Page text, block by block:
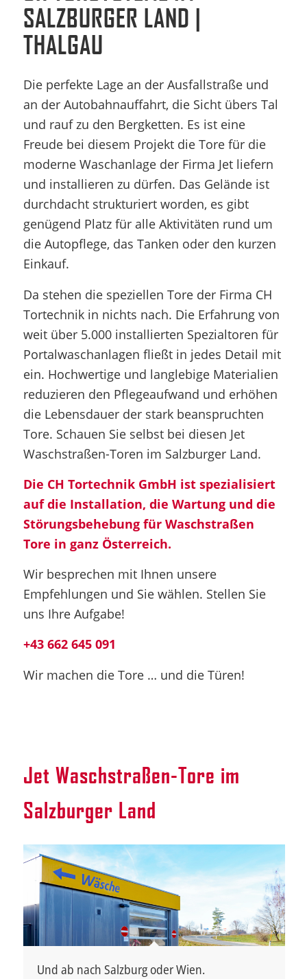
SALZBURGER LAND |
THALGAU
Die perfekte Lage an der Ausfallstraße und
an der Autobahnauffahrt, die Sicht übers Tal
und rauf zu den Bergketten. Es ist eine
Freude bei diesem Projekt die Tore für die
moderne Waschanlage der Firma Jet liefern
und installieren zu dürfen. Das Gelände ist
durchdacht strukturiert worden, es gibt
genügend Platz für alle Aktivitäten rund um
die Autopflege, das Tanken oder den kurzen
Einkauf.
Da stehen die speziellen Tore der Firma CH
Tortechnik in nichts nach. Die Erfahrung von
weit über 5.000 installierten Spezialtoren für
Portalwaschanlagen fließt in jedes Detail mit
ein. Hochwertige und langlebige Materialien
reduzieren den Pflegeaufwand und erhöhen
die Lebensdauer der stark beanspruchten
Tore. Schauen Sie selbst bei diesen Jet
Waschstraßen-Toren im Salzburger Land.
Die CH Tortechnik GmbH ist spezialisiert
auf die Installation, die Wartung und die
Störungsbehebung für Waschstraßen
Tore in ganz Österreich.
Wir besprechen mit Ihnen unsere
Empfehlungen und Sie wählen. Stellen Sie
uns Ihre Aufgabe!
+43 662 645 091
Wir machen die Tore … und die Türen!
Jet Waschstraßen-Tore im
Salzburger Land
Und ab nach Salzburg oder Wien.